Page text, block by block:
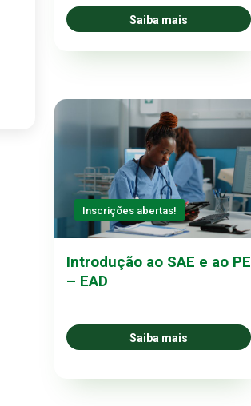
Saiba mais
Inscrições abertas!
Introdução ao SAE e ao PE
– EAD
Saiba mais